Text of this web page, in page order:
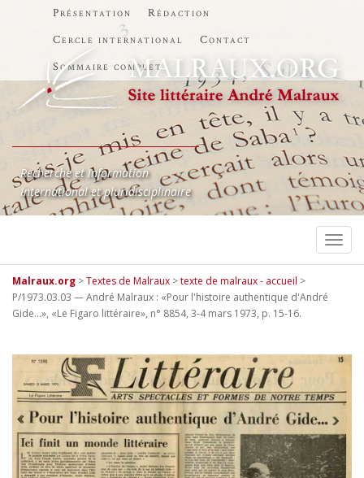
Présentation
Rédaction
Cercle international
Contact
Sommaire complet
Recherche et information
International et pluridisciplinaire
Malraux.org >Textes de Malraux >texte de malraux - accueil >
P/1973.03.03 — André Malraux : «Pour l'histoire authentique d'André
Gide…», «Le Figaro littéraire», n° 8854, 3-4 mars 1973, p. 15-16.